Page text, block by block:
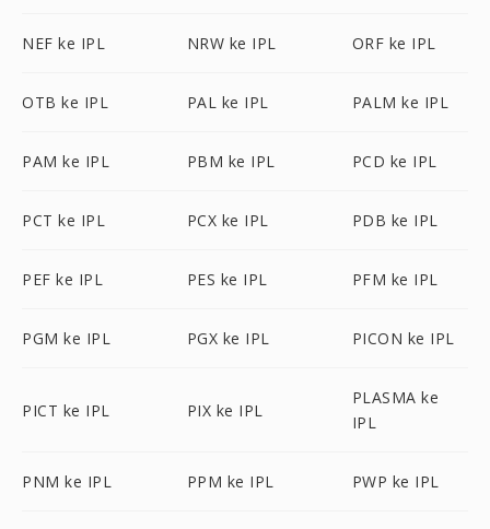
NEF ke IPL NRW ke IPL ORF ke IPL
OTB ke IPL PAL ke IPL PALM ke IPL
PAM ke IPL PBM ke IPL PCD ke IPL
PCT ke IPL PCX ke IPL PDB ke IPL
PEF ke IPL PES ke IPL PFM ke IPL
PGM ke IPL PGX ke IPL PICON ke IPL
PICT ke IPL PIX ke IPL
PLASMA ke
IPL
PNM ke IPL PPM ke IPL PWP ke IPL